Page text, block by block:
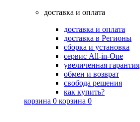
доставка и оплата
доставка и оплата
доставка в Регионы
сборка и установка
сервис All-in-One
увеличенная гарантия
обмен и возврат
свобода решения
как купить?
корзина 0 корзина 0